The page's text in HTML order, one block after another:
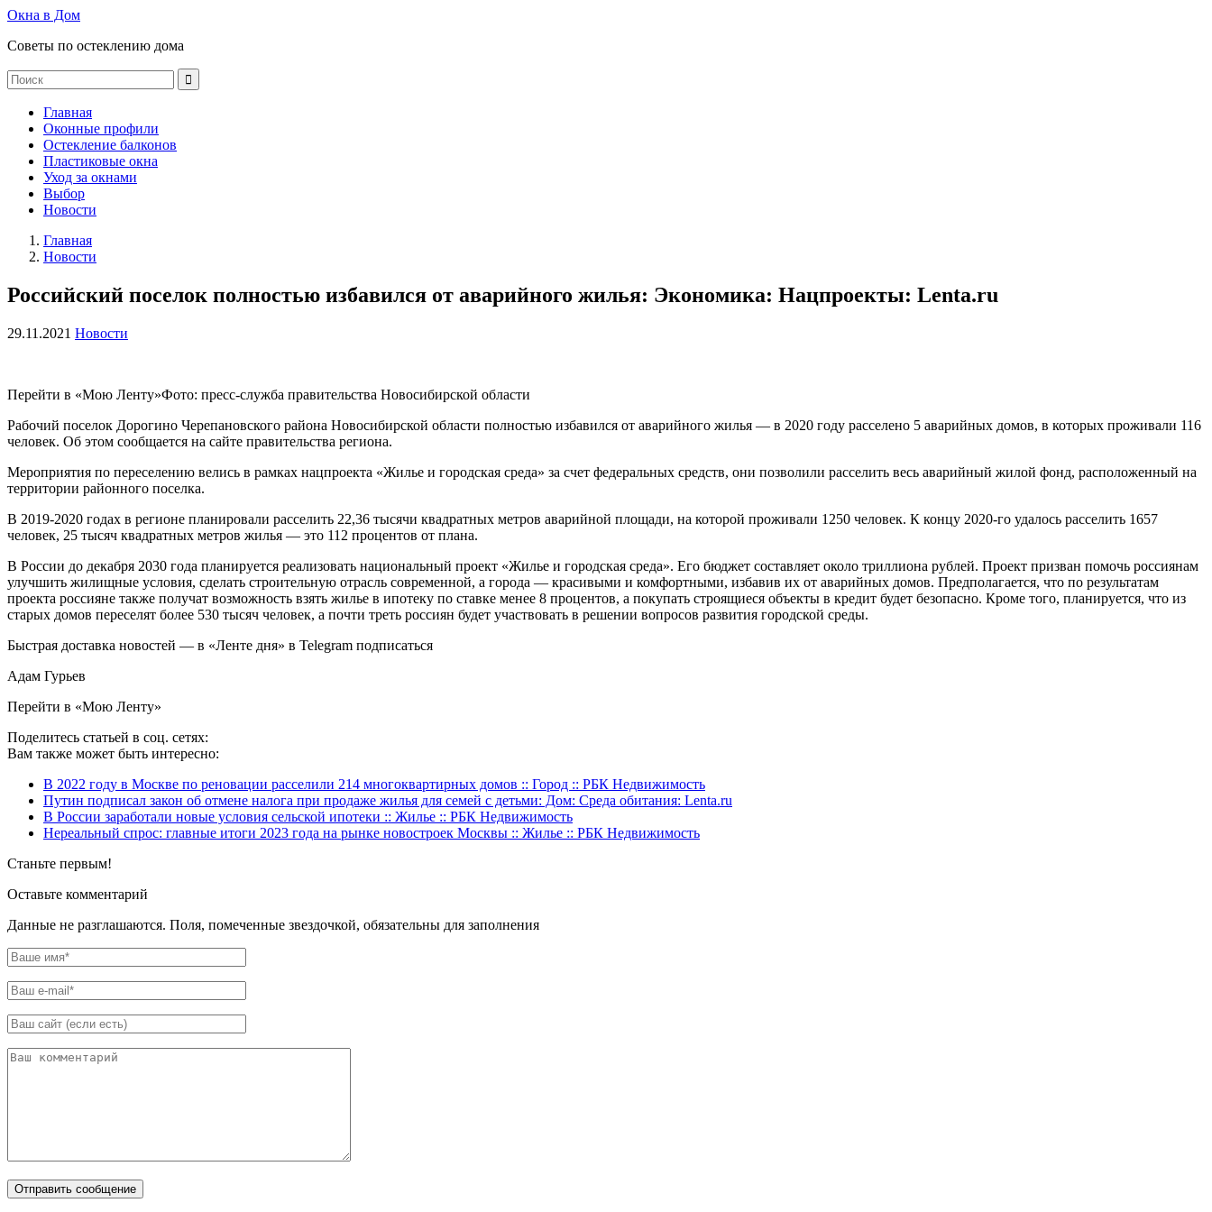
Окна в Дом
Советы по остеклению дома
Главная
Оконные профили
Остекление балконов
Пластиковые окна
Уход за окнами
Выбор
Новости
Главная
Новости
Российский поселок полностью избавился от аварийного жилья: Экономика: Нацпроекты: Lenta.ru
29.11.2021 Новости
Перейти в «Мою Ленту»Фото: пресс-служба правительства Новосибирской области
Рабочий поселок Дорогино Черепановского района Новосибирской области полностью избавился от аварийного жилья — в 2020 году расселено 5 аварийных домов, в которых проживали 116
человек. Об этом сообщается на сайте правительства региона.
Мероприятия по переселению велись в рамках нацпроекта «Жилье и городская среда» за счет федеральных средств, они позволили расселить весь аварийный жилой фонд, расположенный на
территории районного поселка.
В 2019-2020 годах в регионе планировали расселить 22,36 тысячи квадратных метров аварийной площади, на которой проживали 1250 человек. К концу 2020-го удалось расселить 1657
человек, 25 тысяч квадратных метров жилья — это 112 процентов от плана.
В России до декабря 2030 года планируется реализовать национальный проект «Жилье и городская среда». Его бюджет составляет около триллиона рублей. Проект призван помочь россиянам
улучшить жилищные условия, сделать строительную отрасль современной, а города — красивыми и комфортными, избавив их от аварийных домов. Предполагается, что по результатам
проекта россияне также получат возможность взять жилье в ипотеку по ставке менее 8 процентов, а покупать строящиеся объекты в кредит будет безопасно. Кроме того, планируется, что из
старых домов переселят более 530 тысяч человек, а почти треть россиян будет участвовать в решении вопросов развития городской среды.
Быстрая доставка новостей — в «Ленте дня» в Telegram подписаться
Адам Гурьев
Перейти в «Мою Ленту»
Поделитесь статьей в соц. сетях:
Вам также может быть интересно:
В 2022 году в Москве по реновации расселили 214 многоквартирных домов :: Город :: РБК Недвижимость
Путин подписал закон об отмене налога при продаже жилья для семей с детьми: Дом: Среда обитания: Lenta.ru
В России заработали новые условия сельской ипотеки :: Жилье :: РБК Недвижимость
Нереальный спрос: главные итоги 2023 года на рынке новостроек Москвы :: Жилье :: РБК Недвижимость
Станьте первым!
Оставьте комментарий
Данные не разглашаются. Поля, помеченные звездочкой, обязательны для заполнения